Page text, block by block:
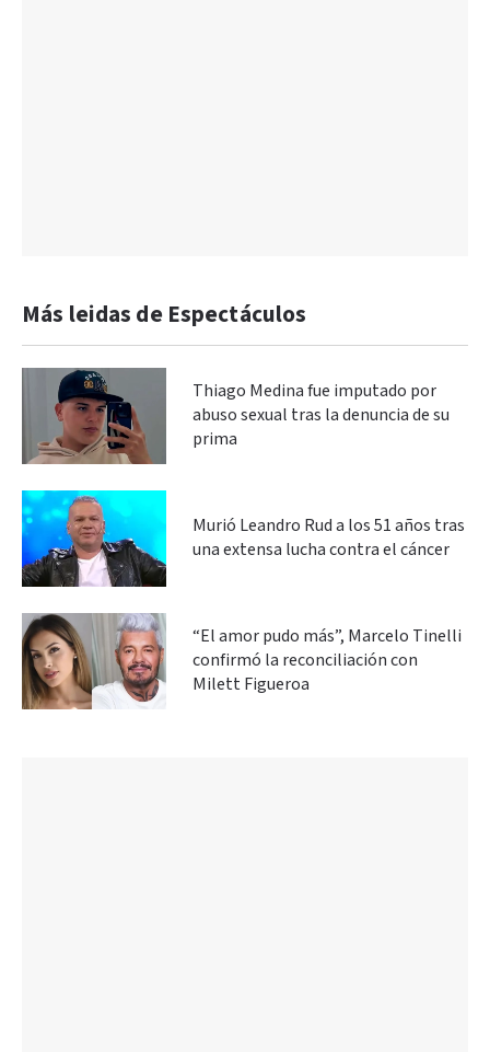
Más leidas de Espectáculos
Thiago Medina fue imputado por
abuso sexual tras la denuncia de su
prima
Murió Leandro Rud a los 51 años tras
una extensa lucha contra el cáncer
“El amor pudo más”, Marcelo Tinelli
confirmó la reconciliación con
Milett Figueroa